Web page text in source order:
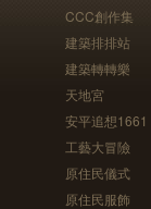
CCC創作集
建築排排站
建築轉轉樂
天地宮
安平追想1661
工藝大冒險
原住民儀式
原住民服飾